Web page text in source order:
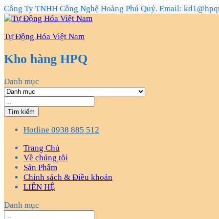
Công Ty TNHH Công Nghệ Hoàng Phú Quý. Email:
Tự Động Hóa Việt Nam
Kho hàng HPQ
Danh mục
Tìm kiếm
Hotline 0938 885 512
Trang Chủ
Về chúng tôi
Sản Phẩm
Chính sách & Điều khoản
LIÊN HỆ
Danh mục